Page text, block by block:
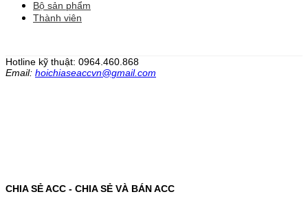
Bộ sản phẩm
Thành viên
Hotline kỹ thuật: 0964.460.868
Email: hoichiaseaccvn@gmail.com
CHIA SẺ ACC - CHIA SẺ VÀ BÁN ACC